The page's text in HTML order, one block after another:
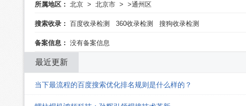
所属地区： 北京 > 北京市 > >通州区
搜索收录： 百度收录检测 360收录检测 搜狗收录检测
备案信息： 没有备案信息
最近更新
当下最流程的百度搜索优化排名规则是什么样的？